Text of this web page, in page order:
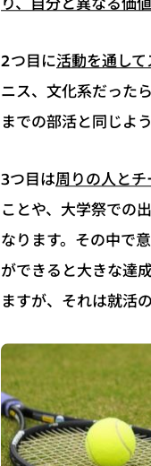
2つ目に活動を通し
ニス、文化系だった
までの部活と同じよ
3つ目は周りの人と
ことや、大学祭での
なります。その中で
ができると大きな達
ますが、それは就活